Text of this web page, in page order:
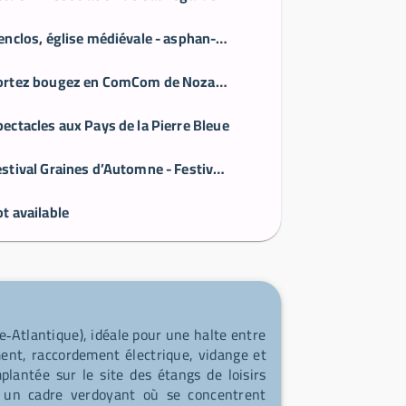
L'enclos, église médiévale - asphan-nozay44.jimdo.com
Sortez bougez en ComCom de Nozay | Nozay
aux Pays de la Pierre Bleue
Festival Graines d’Automne - Festival Graines d'Automne
available
idéale pour une halte entre
raccordement électrique, vidange et
sur le site des étangs de loisirs
cadre verdoyant où se concentrent